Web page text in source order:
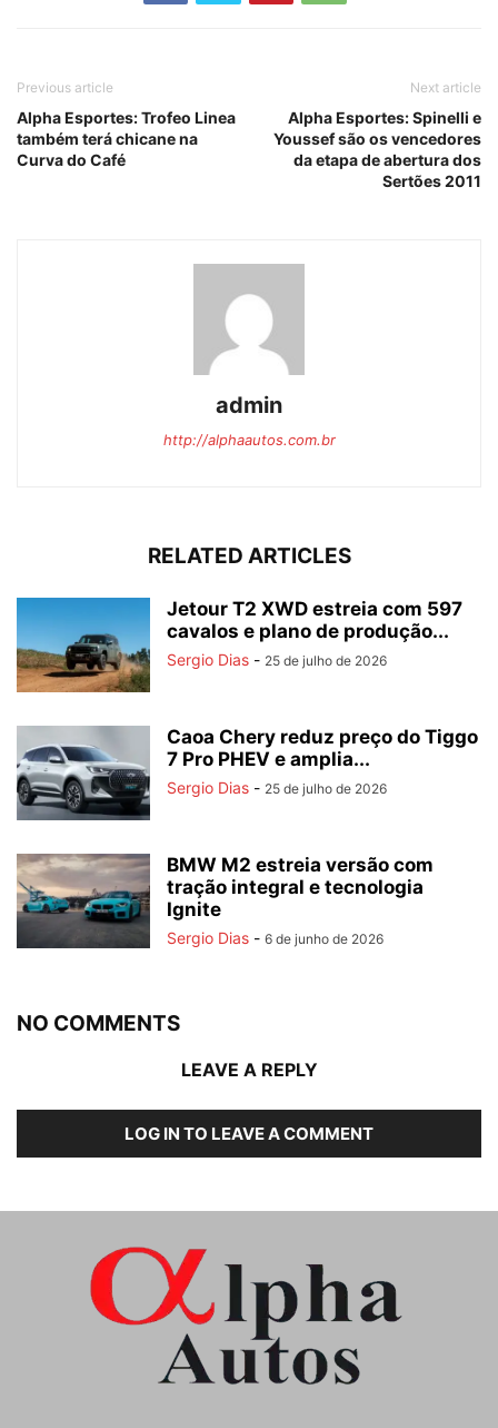
Previous article
Alpha Esportes: Trofeo Linea
também terá chicane na
Curva do Café
Next article
Alpha Esportes: Spinelli e
Youssef são os vencedores
da etapa de abertura dos
Sertões 2011
admin
http://alphaautos.com.br
RELATED ARTICLES
Jetour T2 XWD estreia com 597
cavalos e plano de produção...
Sergio Dias - 25 de julho de 2026
Caoa Chery reduz preço do Tiggo
7 Pro PHEV e amplia...
Sergio Dias - 25 de julho de 2026
BMW M2 estreia versão com
tração integral e tecnologia
Ignite
Sergio Dias - 6 de junho de 2026
NO COMMENTS
LEAVE A REPLY
LOG IN TO LEAVE A COMMENT